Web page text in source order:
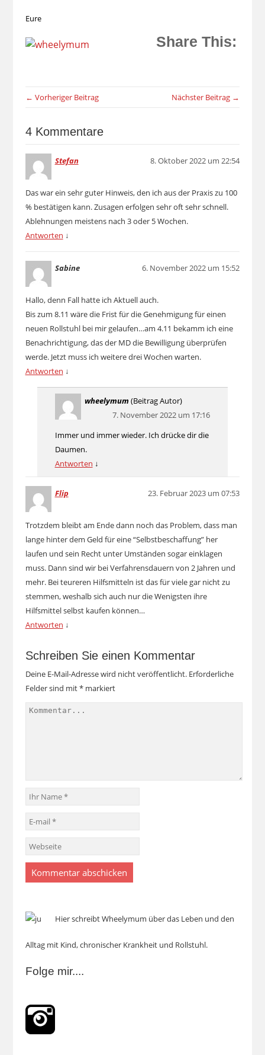
Eure
Share This:
← Vorheriger Beitrag Nächster Beitrag →
4 Kommentare
Stefan 8. Oktober 2022 um 22:54
Das war ein sehr guter Hinweis, den ich aus der Praxis zu 100
% bestätigen kann. Zusagen erfolgen sehr oft sehr schnell.
Ablehnungen meistens nach 3 oder 5 Wochen.
Antworten ↓
Sabine 6. November 2022 um 15:52
Hallo, denn Fall hatte ich Aktuell auch.
Bis zum 8.11 wäre die Frist für die Genehmigung für einen
neuen Rollstuhl bei mir gelaufen…am 4.11 bekamm ich eine
Benachrichtigung, das der MD die Bewilligung überprüfen
werde. Jetzt muss ich weitere drei Wochen warten.
Antworten ↓
wheelymum (Beitrag Autor)
7. November 2022 um 17:16
Immer und immer wieder. Ich drücke dir die
Daumen.
Antworten ↓
Flip 23. Februar 2023 um 07:53
Trotzdem bleibt am Ende dann noch das Problem, dass man
lange hinter dem Geld für eine “Selbstbeschaffung” her
laufen und sein Recht unter Umständen sogar einklagen
muss. Dann sind wir bei Verfahrensdauern von 2 Jahren und
mehr. Bei teureren Hilfsmitteln ist das für viele gar nicht zu
stemmen, weshalb sich auch nur die Wenigsten ihre
Hilfsmittel selbst kaufen können…
Antworten ↓
Schreiben Sie einen Kommentar
Deine E-Mail-Adresse wird nicht veröffentlicht. Erforderliche
Felder sind mit*markiert
Hier schreibt Wheelymum über das Leben und den
Alltag mit Kind, chronischer Krankheit und Rollstuhl.
Folge mir....